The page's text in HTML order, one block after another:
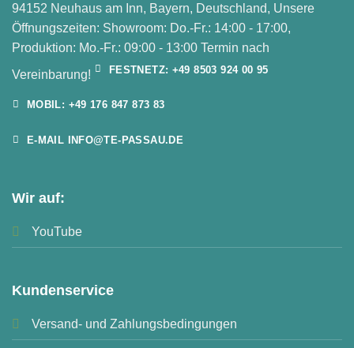
94152 Neuhaus am Inn, Bayern, Deutschland, Unsere
Öffnungszeiten: Showroom: Do.-Fr.: 14:00 - 17:00,
Produktion: Mo.-Fr.: 09:00 - 13:00 Termin nach
Vereinbarung!
FESTNETZ: +49 8503 924 00 95
MOBIL: +49 176 847 873 83
E-MAIL INFO@TE-PASSAU.DE
Wir auf:
YouTube
Kundenservice
Versand- und Zahlungsbedingungen